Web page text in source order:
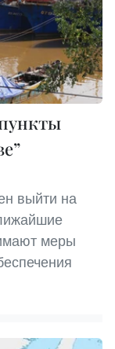
выйти на
меры